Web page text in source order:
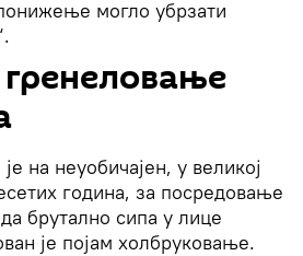
могло убрзати
на неуобичајен, у великој
година, за посредовање
брутално сипа у лице
је појам холбруковање.